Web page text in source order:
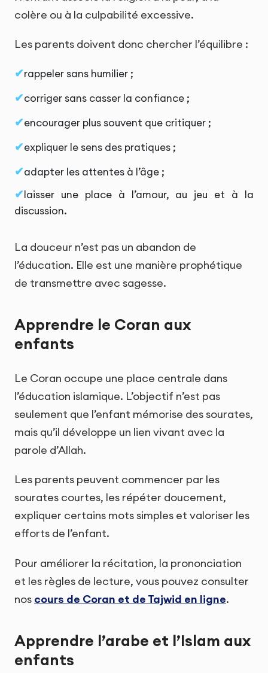
colère ou à la culpabilité excessive.
Les parents doivent donc chercher l’équilibre :
rappeler sans humilier ;
corriger sans casser la confiance ;
encourager plus souvent que critiquer ;
expliquer le sens des pratiques ;
adapter les attentes à l’âge ;
laisser une place à l’amour, au jeu et à la
discussion.
La douceur n’est pas un abandon de
l’éducation. Elle est une manière prophétique
de transmettre avec sagesse.
Apprendre le Coran aux
enfants
Le Coran occupe une place centrale dans
l’éducation islamique. L’objectif n’est pas
seulement que l’enfant mémorise des sourates,
mais qu’il développe un lien vivant avec la
parole d’Allah.
Les parents peuvent commencer par les
sourates courtes, les répéter doucement,
expliquer certains mots simples et valoriser les
efforts de l’enfant.
Pour améliorer la récitation, la prononciation
et les règles de lecture, vous pouvez consulter
nos cours de Coran et de Tajwid en ligne.
Apprendre l’arabe et l’Islam aux
enfants